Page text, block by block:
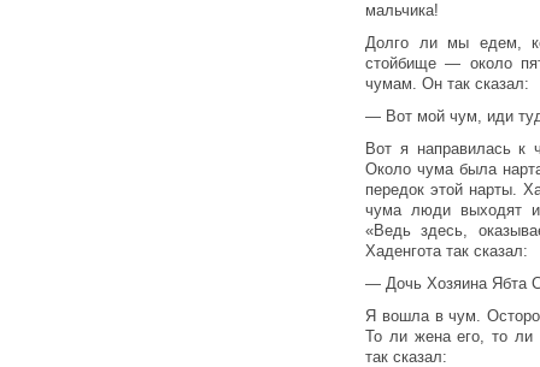
мальчика!
Долго ли мы едем,
стойбище — около
чумам. Он так сказал:
— Вот мой чум, иди
Вот я направилась к
Около чума была
передок этой нарты.
чума люди выходят
«Ведь здесь,
Хаденгота так сказал:
— Дочь Хозяина Ябта
Я вошла в чум.
То ли жена его, то ли
так сказал: